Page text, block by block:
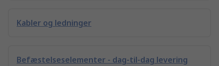
Kabler og ledninger
Befæstelseselementer - dag-til-dag levering